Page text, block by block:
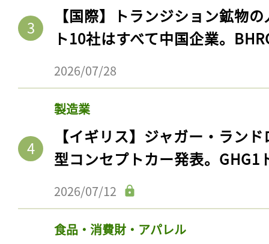
【国際】トランジション鉱物
ト10社はすべて中国企業。
2026/07/28
製造業
【イギリス】ジャガー・ラン
型コンセプトカー発表。GHG1
2026/07/12
食品・消費財・アパレル